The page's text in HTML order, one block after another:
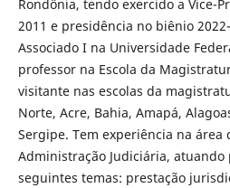
Rondônia, tendo exercido a Vice-
2011 e presidência no biênio
Associado I na Universidade
professor na Escola da
visitante nas escolas da
Norte, Acre, Bahia, Amapá,
Sergipe. Tem experiência na área
Administração Judiciária,
seguintes temas: prestação